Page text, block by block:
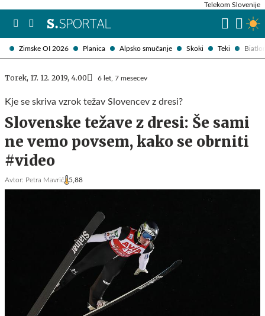
Zimske OI 2026 Planica Alpsko smučanje Skoki Teki
Telekom Slovenije
Torek, 17. 12. 2019, 4.00 6 let, 7 mesecev
Kje se skriva vzrok težav Slovencev z dresi?
Slovenske težave z dresi: Še sami
ne vemo povsem, kako se obrniti
#video
Avtor: Petra Mavrič 5,88